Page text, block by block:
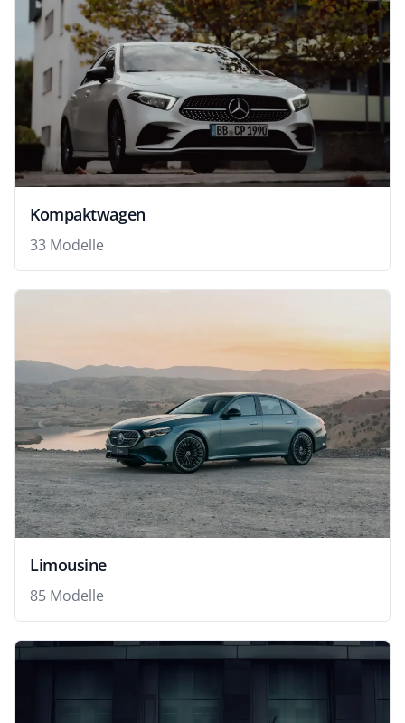
Kompaktwagen
33 Modelle
Limousine
85 Modelle